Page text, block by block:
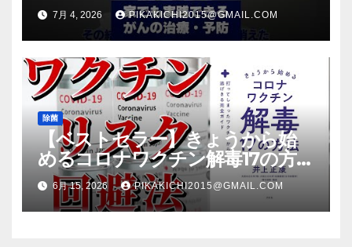
7月 4, 2026 PIKAKICHI2015@GMAIL.COM
除菌
【ベストセラー】きょうから始
めるコロナワクチン解毒17の方法
【本要約】
6月 15, 2026 PIKAKICHI2015@GMAIL.COM